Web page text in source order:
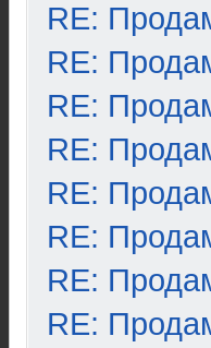
RE:
RE:
RE:
RE:
RE:
RE:
RE:
RE: